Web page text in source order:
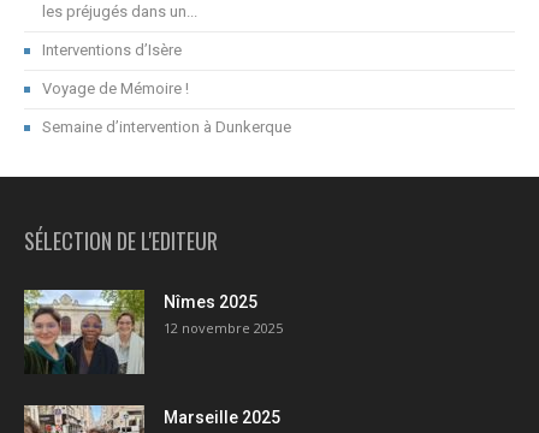
les préjugés dans un...
Interventions d’Isère
Voyage de Mémoire !
Semaine d’intervention à Dunkerque
SÉLECTION DE L'EDITEUR
Nîmes 2025
12 novembre 2025
Marseille 2025